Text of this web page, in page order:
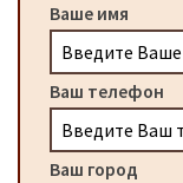
Ваше имя
Ваш телефон
Ваш город